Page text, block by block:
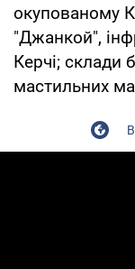
окупованому
"Джанкой",
Керчі; склади
мастильних